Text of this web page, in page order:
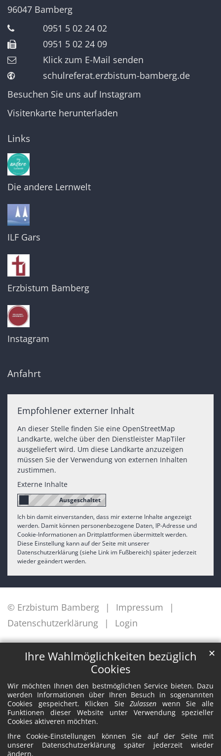
Ihre Wahlmöglichkeiten bezüglich
Cookies
Wir möchten Ihnen den bestmöglichen Service bieten. Dazu
werden Informationen über Ihren Besuch in sogenannten
Cookies gespeichert. Klicken SieZulassen wenn Sie alle
Funktionen dieser Website unter Verwendung spezieller
Cookies aktiveren möchten.
Ihre Cookie-Einstellungen können Sie auf der Seite mit
unserer Datenschutzerklärung später jederzeit wieder
ändern.
✕
96047 Bamberg
0951 5 02 24 02
0951 5 02 24 09
Klick zum E-Mail senden
schulreferat.erzbistum-bamberg.de
Besuchen Sie uns auf Instagram
Visitenkarte herunterladen
Links
Die andere Lernwelt
ILF Gars
Erzbistum Bamberg
Instagram
Anfahrt
Empfohlener externer Inhalt
An dieser Stelle finden Sie eine OpenStreetMap
Landkarte, welche über den Dienstleister MapTiler
ausgeliefert wird. Um diese Landkarte anzuzeigen
müssen Sie der Verwendung von externen Inhalten
zustimmen.
Externe Inhalte
Ich bin damit einverstanden, dass mir externe Inhalte angezeigt
werden. Damit können personenbezogene Daten, IP-Adresse und
Cookie-Informationen an Drittplattformen übermittelt werden.
Diese Einstellung kann auf der Seite mit unserer
Datenschutzerklärung (siehe Link im Fußbereich) später jederzeit
wieder geändert werden.
© Erzbistum Bamberg
Impressum
Datenschutzerklärung
Login